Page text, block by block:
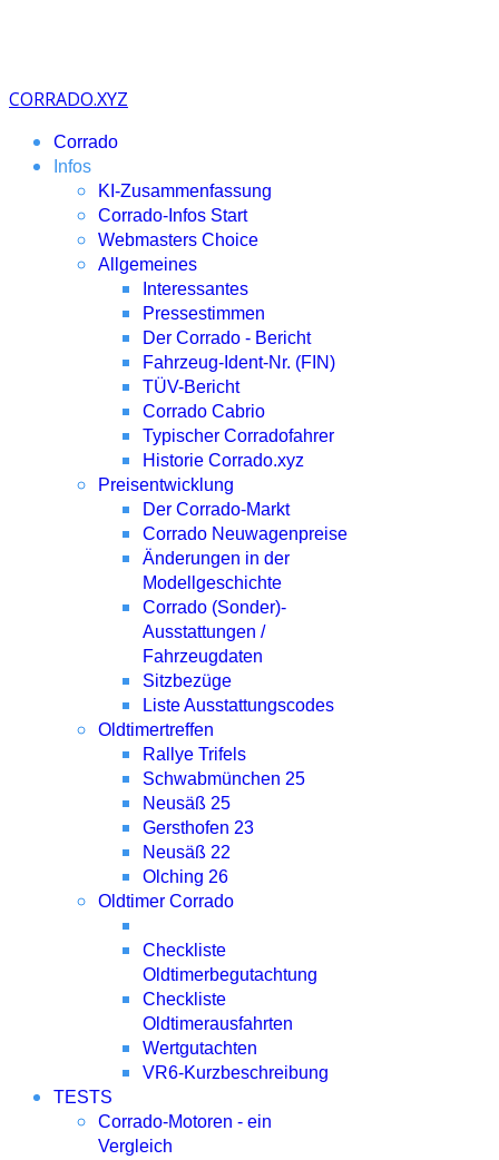
CORRADO.XYZ
Corrado
Infos
KI-Zusammenfassung
Corrado-Infos Start
Webmasters Choice
Allgemeines
Interessantes
Pressestimmen
Der Corrado - Bericht
Fahrzeug-Ident-Nr. (FIN)
TÜV-Bericht
Corrado Cabrio
Typischer Corradofahrer
Historie Corrado.xyz
Preisentwicklung
Der Corrado-Markt
Corrado Neuwagenpreise
Änderungen in der
Modellgeschichte
Corrado (Sonder)-
Ausstattungen /
Fahrzeugdaten
Sitzbezüge
Liste Ausstattungscodes
Oldtimertreffen
Rallye Trifels
Schwabmünchen 25
Neusäß 25
Gersthofen 23
Neusäß 22
Olching 26
Oldtimer Corrado
Checkliste
Oldtimerbegutachtung
Checkliste
Oldtimerausfahrten
Wertgutachten
VR6-Kurzbeschreibung
TESTS
Corrado-Motoren - ein
Vergleich